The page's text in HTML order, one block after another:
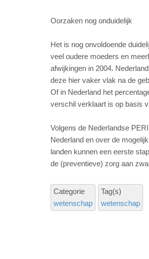
Oorzaken nog onduidelijk
Het is nog onvoldoende
veel oudere moeders en
afwijkingen in 2004.
deze hier vaker vlak na de
Of in Nederland het
verschil verklaart is op basis
Volgens de Nederlandse
Nederland en over de
landen kunnen een eerste
de (preventieve) zorg aan
Categorie
wetenschap
Tag(s)
wetenschap